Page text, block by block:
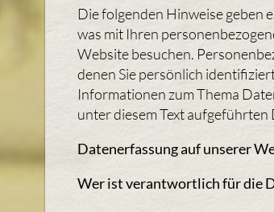
Die folgenden Hinweise geben
was mit Ihren
Website besuchen.
denen Sie persönlich
Informationen zum Thema
unter diesem Text
Datenerfassung auf unserer
Wer ist verantwortlich für die